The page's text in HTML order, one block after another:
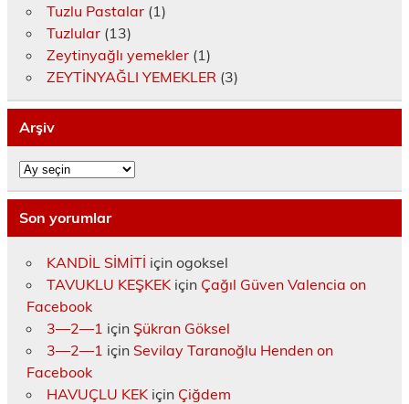
Tuzlu Pastalar(1)
Tuzlular(13)
Zeytinyağlı yemekler(1)
ZEYTİNYAĞLI YEMEKLER (3)
Arşiv
Arşiv
Son yorumlar
KANDİL SİMİTİ için ogoksel
TAVUKLU KEŞKEKiçin Çağıl Güven Valencia on
Facebook
3—2—1 için Şükran Göksel
3—2—1 için Sevilay Taranoğlu Henden on
Facebook
HAVUÇLU KEKiçin Çiğdem